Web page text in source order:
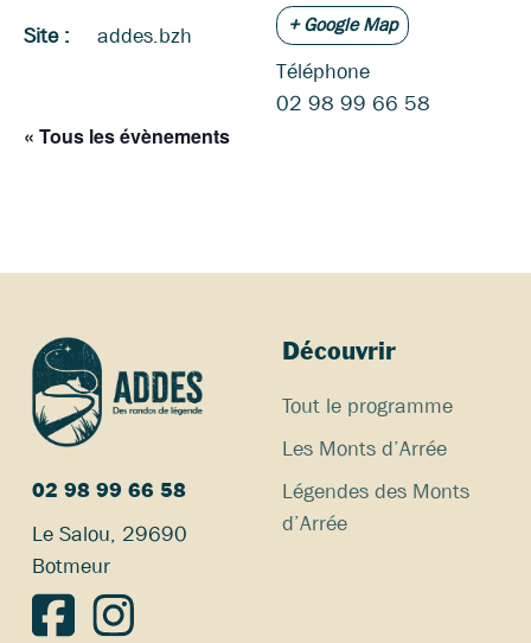
Site :
addes.bzh + Google Map
Téléphone
02 98 99 66 58
« Tous les évènements
02 98 99 66 58
Le Salou, 29690
Botmeur
Découvrir
Tout le programme
Les Monts d’Arrée
Légendes des Monts
d’Arrée